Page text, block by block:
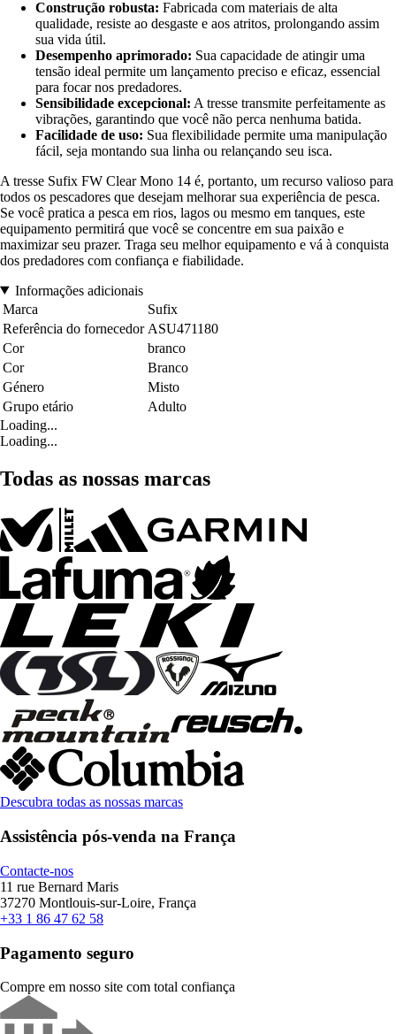
Construção robusta: Fabricada com materiais de alta
qualidade, resiste ao desgaste e aos atritos, prolongando assim
sua vida útil.
Desempenho aprimorado: Sua capacidade de atingir uma
tensão ideal permite um lançamento preciso e eficaz, essencial
para focar nos predadores.
Sensibilidade excepcional: A tresse transmite perfeitamente as
vibrações, garantindo que você não perca nenhuma batida.
Facilidade de uso: Sua flexibilidade permite uma manipulação
fácil, seja montando sua linha ou relançando seu isca.
A tresse Sufix FW Clear Mono 14 é, portanto, um recurso valioso para
todos os pescadores que desejam melhorar sua experiência de pesca.
Se você pratica a pesca em rios, lagos ou mesmo em tanques, este
equipamento permitirá que você se concentre em sua paixão e
maximizar seu prazer. Traga seu melhor equipamento e vá à conquista
dos predadores com confiança e fiabilidade.
Informações adicionais
Marca
Sufix
Referência do fornecedor ASU471180
Cor
branco
Cor
Branco
Género
Misto
Grupo etário
Adulto
Loading...
Loading...
Todas as nossas marcas
Descubra todas as nossas marcas
Assistência pós-venda na França
Contacte-nos
11 rue Bernard Maris
37270 Montlouis-sur-Loire, França
+33 1 86 47 62 58
Pagamento seguro
Compre em nosso site com total confiança